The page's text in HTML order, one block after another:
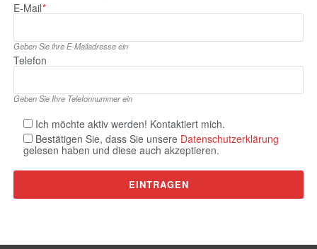
E‑Mail*
Geben Sie ihre E‑Mailadresse ein
Telefon
Geben Sie Ihre Telefonnummer ein
Ich möchte aktiv werden! Kontaktiert mich.
Bestätigen Sie, dass Sie unsere Datenschutzerklärung
gelesen haben und diese auch akzeptieren.